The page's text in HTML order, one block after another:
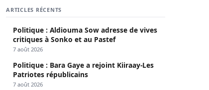
ARTICLES RÉCENTS
Politique : Aldiouma Sow adresse de vives
critiques à Sonko et au Pastef
7 août 2026
Politique : Bara Gaye a rejoint Kiiraay-Les
Patriotes républicains
7 août 2026